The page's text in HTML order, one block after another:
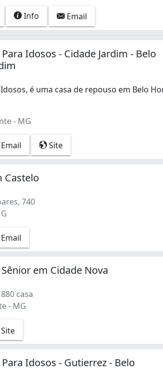
Info Email
Idosos - Cidade Jardim - Belo
é uma casa de repouso em Belo
- MG
Email Site
Castelo
740
Email
em Cidade Nova
casa
- MG
Site
Idosos - Gutierrez - Belo